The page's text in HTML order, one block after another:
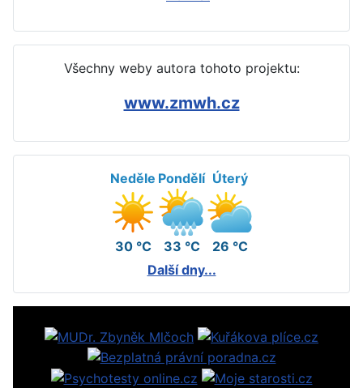
Všechny weby autora tohoto projektu:
www.zmwh.cz
Neděle
30 °C
Pondělí
33 °C
Úterý
26 °C
Další dny...